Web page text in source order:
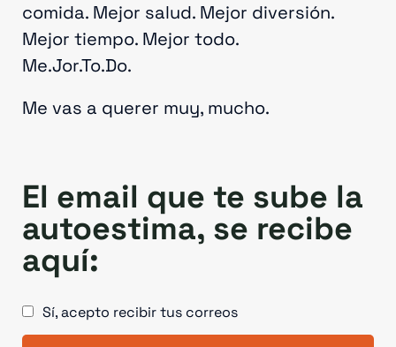
comida. Mejor salud. Mejor diversión.
Mejor tiempo. Mejor todo.
Me.Jor.To.Do.
Me vas a querer muy, mucho.
El email que te sube la
autoestima, se recibe
aquí:
Sí, acepto recibir tus correos